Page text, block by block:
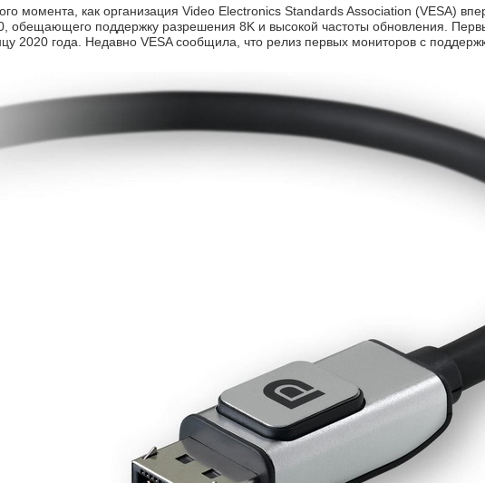
момента, как организация Video Electronics Standards Association (VESA)
обещающего поддержку разрешения 8K и высокой частоты обновления.
2020 года. Недавно VESA сообщила, что релиз первых мониторов с